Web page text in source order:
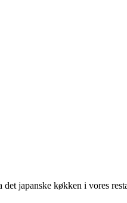
japanske køkken i vores